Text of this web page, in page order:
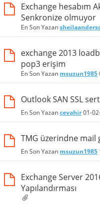
Exchange hesabım
Senkronize olmuyor
En Son Yazan
exchange 2013
pop3 erişim
En Son Yazan msuzun1985
Outlook SAN SSL
En Son Yazancevahir01-
TMG üzerindne
En Son Yazan msuzun1985
Exchange Server
Yapılandırması